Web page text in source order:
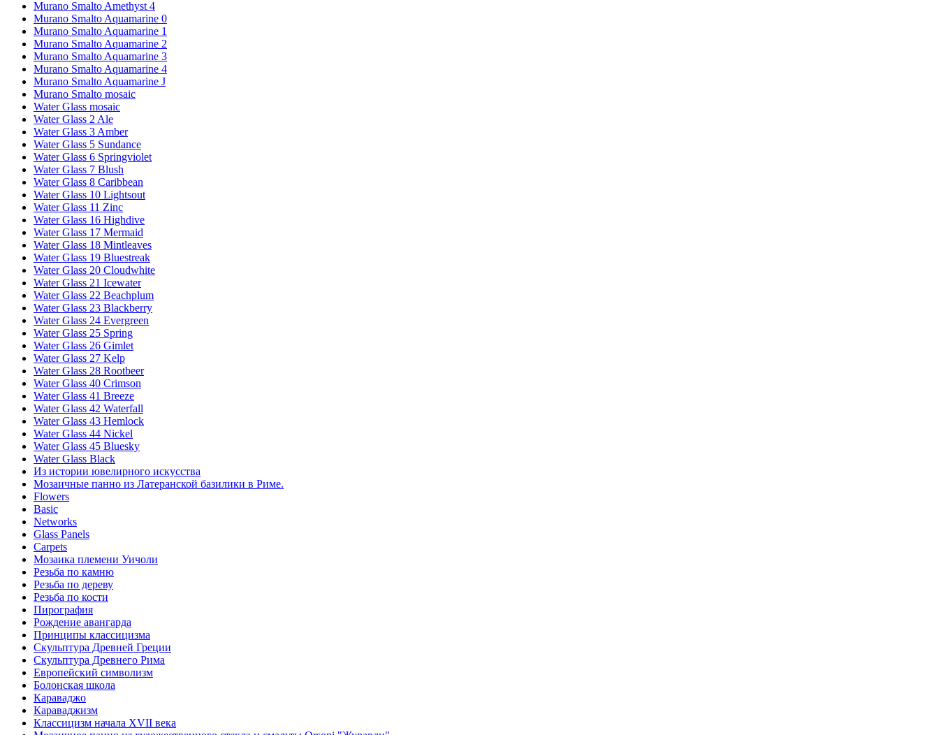
Murano Smalto Amethyst 4
Murano Smalto Aquamarine 0
Murano Smalto Aquamarine 1
Murano Smalto Aquamarine 2
Murano Smalto Aquamarine 3
Murano Smalto Aquamarine 4
Murano Smalto Aquamarine J
Murano Smalto mosaic
Water Glass mosaic
Water Glass 2 Ale
Water Glass 3 Amber
Water Glass 5 Sundance
Water Glass 6 Springviolet
Water Glass 7 Blush
Water Glass 8 Caribbean
Water Glass 10 Lightsout
Water Glass 11 Zinc
Water Glass 16 Highdive
Water Glass 17 Mermaid
Water Glass 18 Mintleaves
Water Glass 19 Bluestreak
Water Glass 20 Cloudwhite
Water Glass 21 Icewater
Water Glass 22 Beachplum
Water Glass 23 Blackberry
Water Glass 24 Evergreen
Water Glass 25 Spring
Water Glass 26 Gimlet
Water Glass 27 Kelp
Water Glass 28 Rootbeer
Water Glass 40 Crimson
Water Glass 41 Breeze
Water Glass 42 Waterfall
Water Glass 43 Hemlock
Water Glass 44 Nickel
Water Glass 45 Bluesky
Water Glass Black
Из истории ювелирного искусства
Мозаичные панно из Латеранской базилики в Риме.
Flowers
Basic
Networks
Glass Panels
Carpets
Мозаика племени Уичоли
Резьба по камню
Резьба по дереву
Резьба по кости
Пирография
Рождение авангарда
Принципы классицизма
Скульптура Древней Греции
Скульптура Древнего Рима
Европейский символизм
Болонская школа
Караваджо
Караваджизм
Классицизм начала XVII века